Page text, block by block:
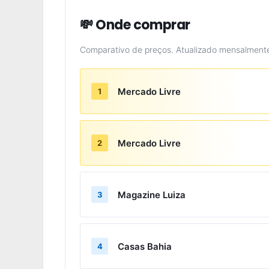
💸 Onde comprar
Comparativo de preços. Atualizado
1 Mercado Livre
2 Mercado Livre
3 Magazine Luiza
4 Casas Bahia